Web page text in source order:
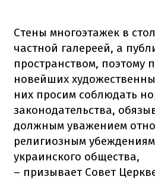
Стены многоэтажек в
частной галереей, а
пространством, поэтому
новейших
них просим соблюдать
законодательства,
должным уважением
религиозным
украинского общества,
– призывает Совет